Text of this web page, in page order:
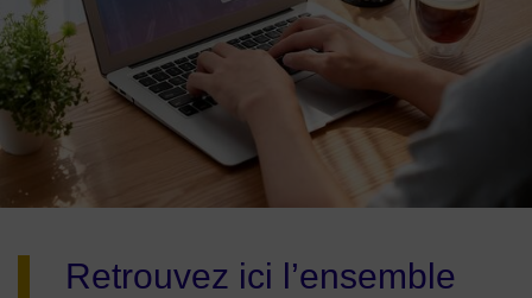
Retrouvez ici l’ensemble